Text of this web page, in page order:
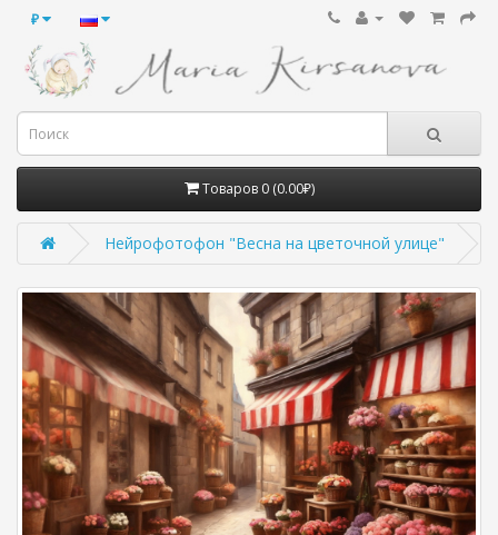
₽
Товаров 0 (0.00₽)
Нейрофотофон "Весна на цветочной улице"